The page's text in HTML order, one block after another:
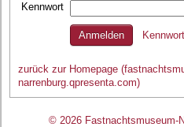
Kennwort
zurück zur Homepage
narrenburg.qpresenta.com)
© 2026 Fastnachtsmuseum-